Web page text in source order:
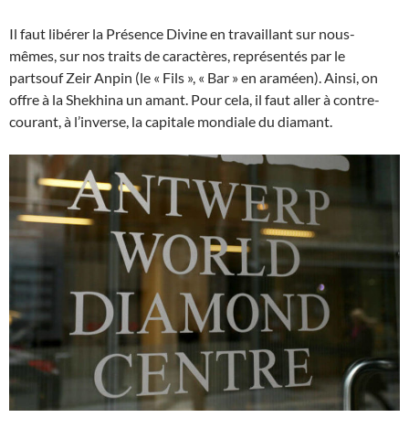
Il faut libérer la Présence Divine en travaillant sur nous-
mêmes, sur nos traits de caractères, représentés par le
partsouf Zeir Anpin (le « Fils », « Bar » en araméen). Ainsi, on
offre à la Shekhina un amant. Pour cela, il faut aller à contre-
courant, à l’inverse, la capitale mondiale du diamant.